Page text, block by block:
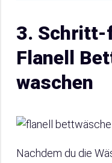
3.
Flanell
waschen
Nachdem du die